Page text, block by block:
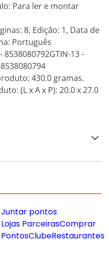
Para ler e montar
8, Edição: 1, Data de
Português
13 -
430.0 gramas.
(L x A x P): 20.0 x 27.0
Juntar pontos
Lojas ParceirasComprar
PontosClubeRestaurantes